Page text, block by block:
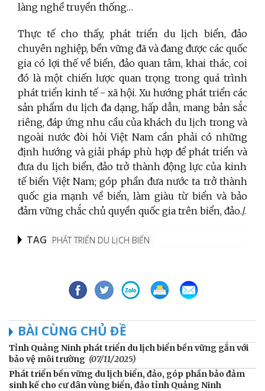
làng nghề truyền thống…
Thực tế cho thấy, phát triển du lịch biển, đảo
chuyên nghiệp, bền vững đã và đang được các quốc
gia có lợi thế về biển, đảo quan tâm, khai thác, coi
đó là một chiến lược quan trọng trong quá trình
phát triển kinh tế - xã hội. Xu hướng phát triển các
sản phẩm du lịch đa dạng, hấp dẫn, mang bản sắc
riêng, đáp ứng nhu cầu của khách du lịch trong và
ngoài nước đòi hỏi Việt Nam cần phải có những
định hướng và giải pháp phù hợp để phát triển và
đưadu lịch biển, đảo trở thành động lực của kinh
tế biển Việt Nam; góp phần đưa nước ta trở thành
quốc gia mạnh về biển, làm giàu từ biển và bảo
đảm vững chắc chủ quyền quốc gia trên biển, đảo./.
TAG PHÁT TRIỂN DU LỊCH BIỂN
BÀI CÙNG CHỦ ĐỀ
Tỉnh Quảng Ninh phát triển du lịch biển bền vững gắn với
bảo vệ môi trường (07/11/2025)
Phát triển bền vững du lịch biển, đảo, góp phần bảo đảm
sinh kế cho cư dân vùng biển, đảo tỉnh Quảng Ninh